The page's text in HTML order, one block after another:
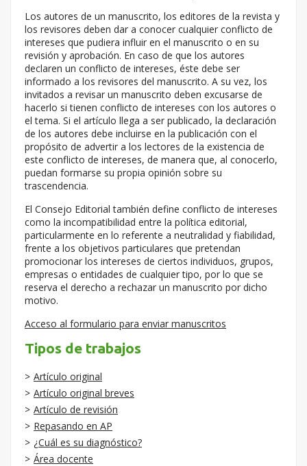
Los autores de un manuscrito, los editores de la revista y
los revisores deben dar a conocer cualquier conflicto de
intereses que pudiera influir en el manuscrito o en su
revisión y aprobación. En caso de que los autores
declaren un conflicto de intereses, éste debe ser
informado a los revisores del manuscrito. A su vez, los
invitados a revisar un manuscrito deben excusarse de
hacerlo si tienen conflicto de intereses con los autores o
el tema. Si el artículo llega a ser publicado, la declaración
de los autores debe incluirse en la publicación con el
propósito de advertir a los lectores de la existencia de
este conflicto de intereses, de manera que, al conocerlo,
puedan formarse su propia opinión sobre su
trascendencia.
El Consejo Editorial también define conflicto de intereses
como la incompatibilidad entre la política editorial,
particularmente en lo referente a neutralidad y fiabilidad,
frente a los objetivos particulares que pretendan
promocionar los intereses de ciertos individuos, grupos,
empresas o entidades de cualquier tipo, por lo que se
reserva el derecho a rechazar un manuscrito por dicho
motivo.
Acceso al formulario para enviar manuscritos
Tipos de trabajos
Artículo original
Artículo original breves
Artículo de revisión
Repasando en AP
¿Cuál es su diagnóstico?
Área docente